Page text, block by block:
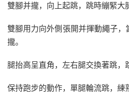
雙腳并攏，向上起跳，跳時繃緊大
雙腳用力向外側張開并揮動繩子
攏。
腿抬高呈直角，左右腿交換著跳，
保持跑步的動作，單腿輪流跳，練